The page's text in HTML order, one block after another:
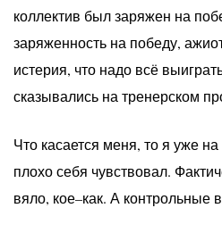
коллектив был заряжен на
заряженность на победу,
истерия, что надо всё
сказывались на тренерском
Что касается меня, то я уже
плохо себя чувствовал.
вяло, кое–как. А контрольные